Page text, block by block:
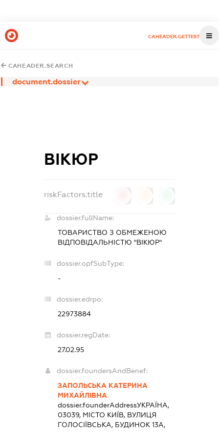
CAHEADER.GETTEST
CAHEADER.SEARCH
document.dossier
ВІКЮР
riskFactors.title
dossier.fullName:
ТОВАРИСТВО З ОБМЕЖЕНОЮ
ВІДПОВІДАЛЬНІСТЮ "ВІКЮР"
dossier.opfSubType:
-
dossier.edrpo:
22973884
dossier.regDate:
27.02.95
dossier.foundersAndBenef:
ЗАПОЛЬСЬКА КАТЕРИНА
МИХАЙЛІВНА
dossier.founderAddressУКРАЇНА,
03039, МІСТО КИЇВ, ВУЛИЦЯ
ГОЛОСІЇВСЬКА, БУДИНОК 13А,